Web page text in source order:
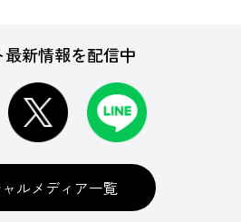
最新情報を配信中
ルメディア一覧